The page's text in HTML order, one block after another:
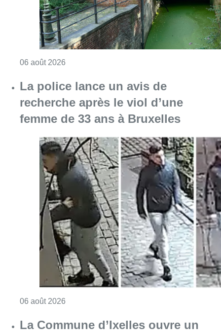
06 août 2026
La police lance un avis de
recherche après le viol d’une
femme de 33 ans à Bruxelles
06 août 2026
La Commune d’Ixelles ouvre un